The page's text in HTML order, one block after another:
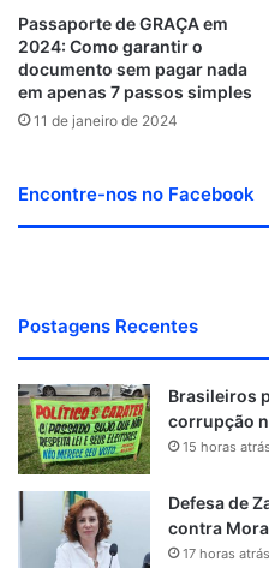
Passaporte de GRAÇA em
2024: Como garantir o
documento sem pagar nada
em apenas 7 passos simples
11 de janeiro de 2024
Encontre-nos no Facebook
Postagens Recentes
Brasileiros
corrupção
15 horas atrás
Defesa de
contra
17 horas atrás